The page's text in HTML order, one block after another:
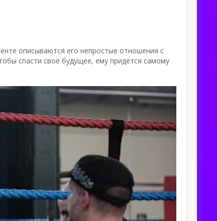
описываются его непростые отношения с
спасти своё будущее, ему придётся самому